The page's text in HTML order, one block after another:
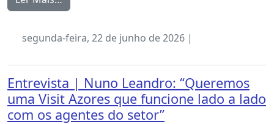
segunda-feira, 22 de junho de 2026 |
Entrevista | Nuno Leandro: “Queremos
uma Visit Azores que funcione lado a lado
com os agentes do setor”